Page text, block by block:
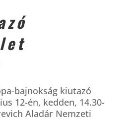
bajnokság kiutazó
12-én, kedden, 14.30-
Aladár Nemzeti